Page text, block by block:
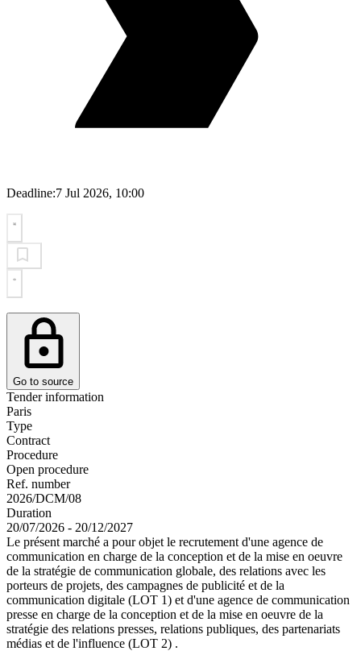
Deadline:7 Jul 2026, 10:00
Go to source
Tender information
Paris
Type
Contract
Procedure
Open procedure
Ref. number
2026/DCM/08
Duration
20/07/2026 - 20/12/2027
Le présent marché a pour objet le recrutement d'une agence de
communication en charge de la conception et de la mise en oeuvre
de la stratégie de communication globale, des relations avec les
porteurs de projets, des campagnes de publicité et de la
communication digitale (LOT 1) et d'une agence de communication
presse en charge de la conception et de la mise en oeuvre de la
stratégie des relations presses, relations publiques, des partenariats
médias et de l'influence (LOT 2) .